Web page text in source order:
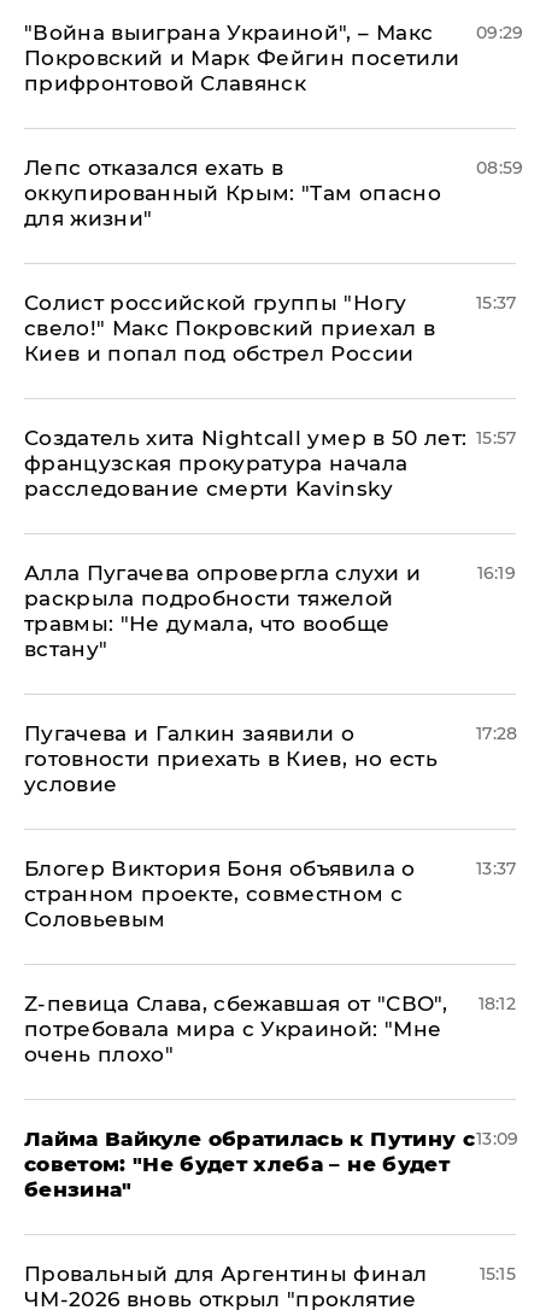
"Война выиграна Украиной", – Макс
Покровский и Марк Фейгин посетили
прифронтовой Славянск
09:29
Лепс отказался ехать в
оккупированный Крым: "Там опасно
для жизни"
08:59
Солист российской группы "Ногу
свело!" Макс Покровский приехал в
Киев и попал под обстрел России
15:37
Создатель хита Nightcall умер в 50 лет:
французская прокуратура начала
расследование смерти Kavinsky
15:57
Алла Пугачева опровергла слухи и
раскрыла подробности тяжелой
травмы: "Не думала, что вообще
встану"
16:19
Пугачева и Галкин заявили о
готовности приехать в Киев, но есть
условие
17:28
Блогер Виктория Боня объявила о
странном проекте, совместном с
Соловьевым
13:37
Z-певица Слава, сбежавшая от "СВО",
потребовала мира с Украиной: "Мне
очень плохо"
18:12
Лайма Вайкуле обратилась к Путину с
советом: "Не будет хлеба – не будет
бензина"
13:09
Провальный для Аргентины финал
ЧМ-2026 вновь открыл "проклятие
15:15